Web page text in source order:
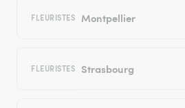
FLEURISTES Montpellier
FLEURISTES Strasbourg